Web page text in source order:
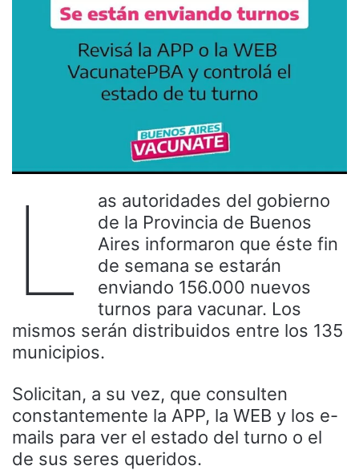
L
as autoridades del gobierno
de la Provincia de Buenos
Aires informaron que éste fin
de semana se estarán
enviando 156.000 nuevos
turnos para vacunar. Los
mismos serán distribuidos entre los 135
municipios.
Solicitan, a su vez, que consulten
constantemente la APP, la WEB y los e-
mails para ver el estado del turno o el
de sus seres queridos.